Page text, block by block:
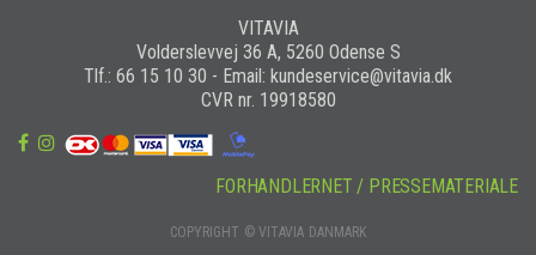
VITAVIA
Volderslevvej 36 A, 5260 Odense S
Tlf.: 66 15 10 30 - Email: kundeservice@vitavia.dk
CVR nr. 19918580
COPYRIGHT © VITAVIA DANMARK
FORHANDLERNET / PRESSEMATERIALE